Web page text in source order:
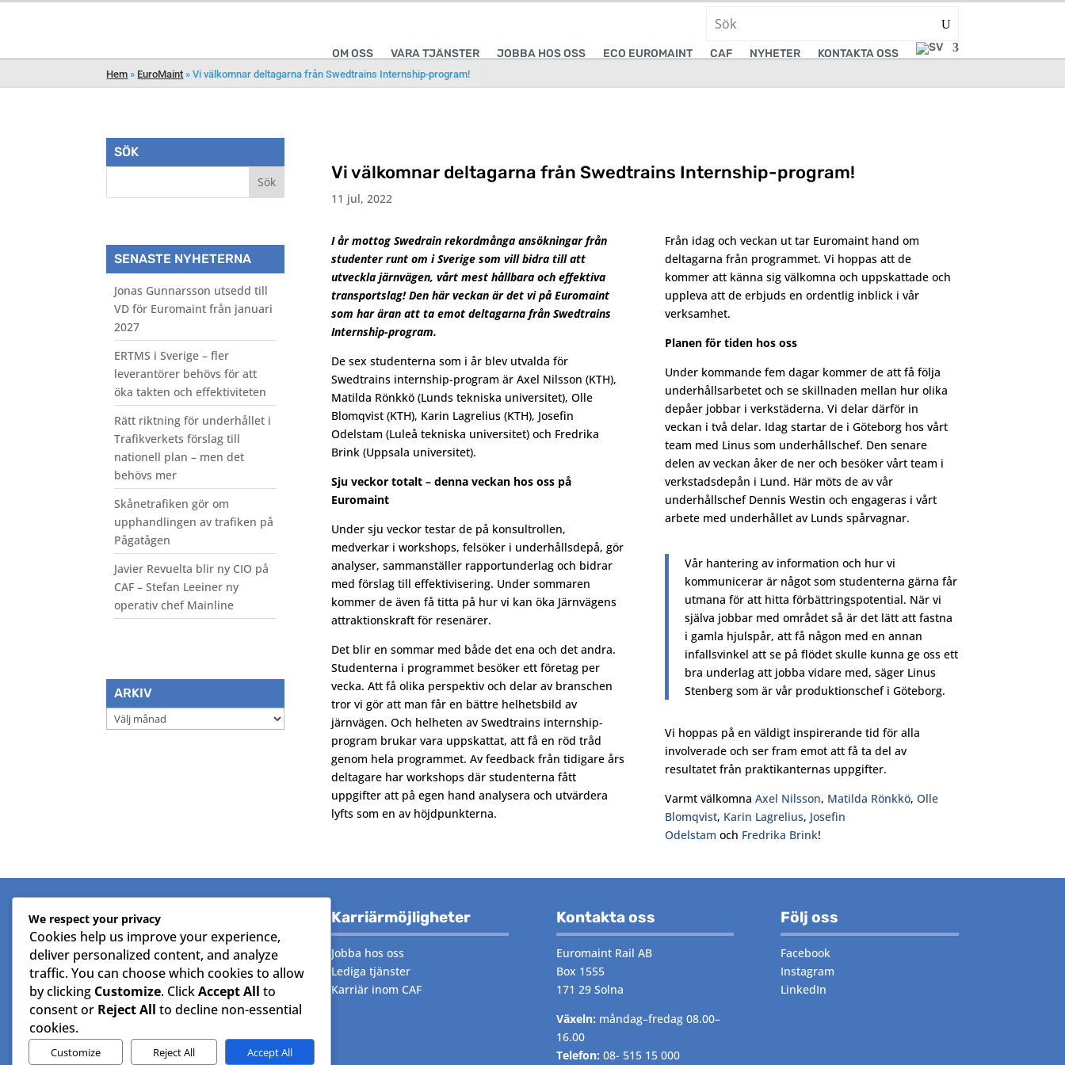
OM OSS VÅRA TJÄNSTER JOBBA HOS OSS ECO EUROMAINT CAF NYHETER KONTAKTA OSS
Hem » EuroMaint »Vi välkomnar deltagarna från Swedtrains Internship-program!
SÖK
SENASTE NYHETERNA
Jonas Gunnarsson utsedd till
VD för Euromaint från januari
2027
ERTMS i Sverige – fler
leverantörer behövs för att
öka takten och effektiviteten
Rätt riktning för underhållet i
Trafikverkets förslag till
nationell plan – men det
behövs mer
Skånetrafiken gör om
upphandlingen av trafiken på
Pågatågen
Javier Revuelta blir ny CIO på
CAF – Stefan Leeiner ny
operativ chef Mainline
ARKIV
Arkiv
Vi välkomnar deltagarna från Swedtrains Internship-program!
11 jul, 2022
I år mottog Swedrain rekordmånga ansökningar från
studenter runt om i Sverige som vill bidra till att
utveckla järnvägen, vårt mest hållbara och effektiva
transportslag! Den här veckan är det vi på Euromaint
som har äran att ta emot deltagarna från Swedtrains
Internship-program.
De sex studenterna som i år blev utvalda för
Swedtrains internship-program är Axel Nilsson (KTH),
Matilda Rönkkö (Lunds tekniska universitet), Olle
Blomqvist (KTH), Karin Lagrelius (KTH), Josefin
Odelstam (Luleå tekniska universitet) och Fredrika
Brink (Uppsala universitet).
Sju veckor totalt – denna veckan hos oss på
Euromaint
Under sju veckor testar de på konsultrollen,
medverkar i workshops, felsöker i underhållsdepå, gör
analyser, sammanställer rapportunderlag och bidrar
med förslag till effektivisering. Under sommaren
kommer de även få titta på hur vi kan öka Järnvägens
attraktionskraft för resenärer.
Det blir en sommar med både det ena och det andra.
Studenterna i programmet besöker ett företag per
vecka. Att få olika perspektiv och delar av branschen
tror vi gör att man får en bättre helhetsbild av
järnvägen. Och helheten av Swedtrains internship-
program brukar vara uppskattat, att få en röd tråd
genom hela programmet. Av feedback från tidigare års
deltagare har workshops där studenterna fått
uppgifter att på egen hand analysera och utvärdera
lyfts som en av höjdpunkterna.
Från idag och veckan ut tar Euromaint hand om
deltagarna från programmet. Vi hoppas att de
kommer att känna sig välkomna och uppskattade och
uppleva att de erbjuds en ordentlig inblick i vår
verksamhet.
Planen för tiden hos oss
Under kommande fem dagar kommer de att få följa
underhållsarbetet och se skillnaden mellan hur olika
depåer jobbar i verkstäderna. Vi delar därför in
veckan i två delar. Idag startar de i Göteborg hos vårt
team med Linus som underhållschef. Den senare
delen av veckan åker de ner och besöker vårt team i
verkstadsdepån i Lund. Här möts de av vår
underhållschef Dennis Westin och engageras i vårt
arbete med underhållet av Lunds spårvagnar.
Vår hantering av information och hur vi
kommunicerar är något som studenterna gärna får
utmana för att hitta förbättringspotential. När vi
själva jobbar med området så är det lätt att fastna
i gamla hjulspår, att få någon med en annan
infallsvinkel att se på flödet skulle kunna ge oss ett
bra underlag att jobba vidare med, säger Linus
Stenberg som är vår produktionschef i Göteborg.
Vi hoppas på en väldigt inspirerande tid för alla
involverade och ser fram emot att få ta del av
resultatet från praktikanternas uppgifter.
Varmt välkomna Axel Nilsson, Matilda Rönkkö, Olle
Blomqvist, Karin Lagrelius, Josefin
Odelstam och Fredrika Brink!
Om koncernern
Generella frågor
Fakturafrågor
(Leverantörsreskontra)
Fakturafrågor(Kundreskontra)
Affärsförfrågningar
Karriärmöjligheter
Jobba hos oss
Lediga tjänster
Karriär inom CAF
Kontakta oss
Euromaint Rail AB
Box 1555
171 29 Solna
Växeln: måndag–fredag 08.00–
16.00
Telefon: 08- 515 15 000
Följ oss
Facebook
Instagram
LinkedIn
We respect your privacy
Cookies help us improve your experience,
deliver personalized content, and analyze
traffic. You can choose which cookies to allow
by clicking Customize. ClickAccept All to
consent or Reject All to decline non-essential
cookies.
Customize Reject All Accept All